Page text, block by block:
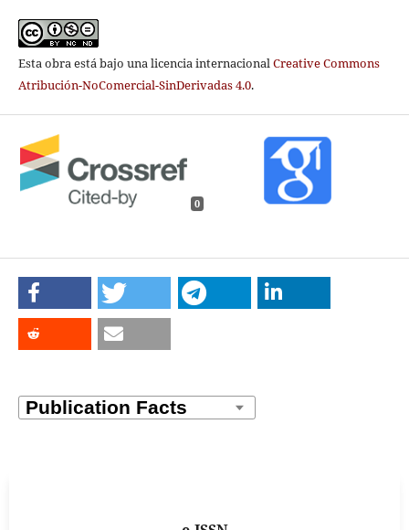
Esta obra está bajo una licencia internacionalCreative Commons
Atribución-NoComercial-SinDerivadas 4.0.
0